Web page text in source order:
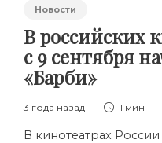
Новости
В российских
с 9 сентября
«Барби»
3 года назад 1 мин
В кинотеатрах